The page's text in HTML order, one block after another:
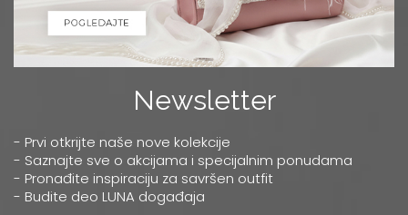
Newsletter
- Prvi otkrijte naše nove kolekcije
- Saznajte sve o akcijama i specijalnim ponudama
- Pronađite inspiraciju za savršen outfit
- Budite deo LUNA događaja